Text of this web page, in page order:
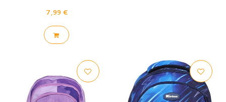
7,99 €